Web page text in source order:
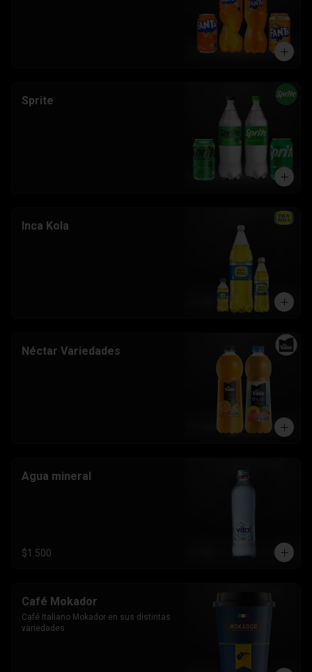
Sprite
Inca Kola
Néctar Variedades
Agua mineral
$1.500
Café Mokador
Café Italiano Mokador en sus distintas
variedades